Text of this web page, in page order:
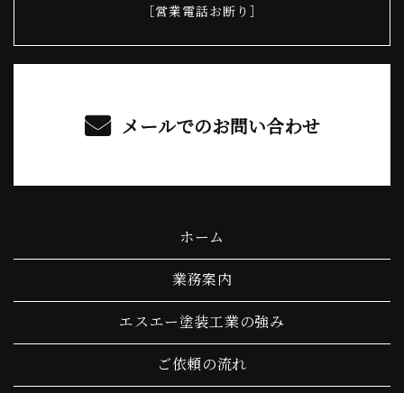
［営業電話お断り］
メールでのお問い合わせ
ホーム
業務案内
エスエー塗装工業の強み
ご依頼の流れ